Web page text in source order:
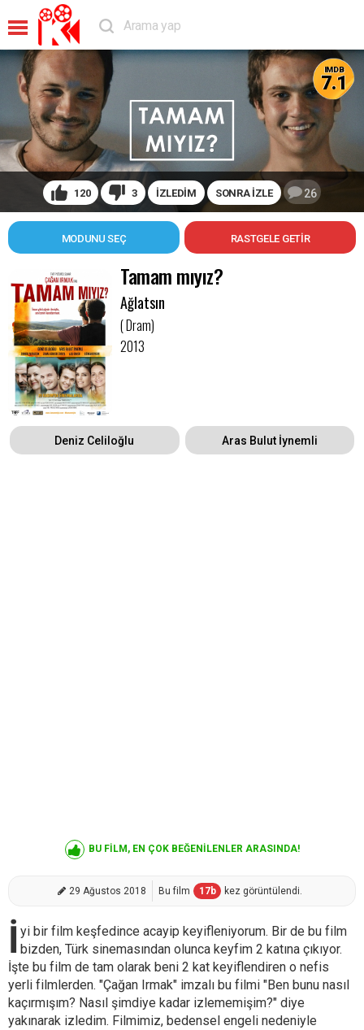
120 3 İZLEDİM SONRA İZLE 26
MODUNU SEÇ
IMDB
7.1
Tamam mıyız?
Ağlatsın
( Dram)
2013
Deniz Celiloğlu Aras Bulut İynemli
BU FİLM, EN ÇOK BEĞENİLENLER ARASINDA!
29 Ağustos 2018 Bu film 17b kez görüntülendi.
İ yi bir film keşfedince acayip keyifleniyorum. Bir de bu film
bizden, Türk sinemasından olunca keyfim 2 katına çıkıyor.
İşte bu film de tam olarak beni 2 kat keyiflendiren o nefis
yerli filmlerden. "Çağan Irmak" imzalı bu filmi "Ben bunu nasıl
kaçırmışım? Nasıl şimdiye kadar izlememişim?" diye
yakınarak izledim. Filmimiz, bedensel engeli nedeniyle